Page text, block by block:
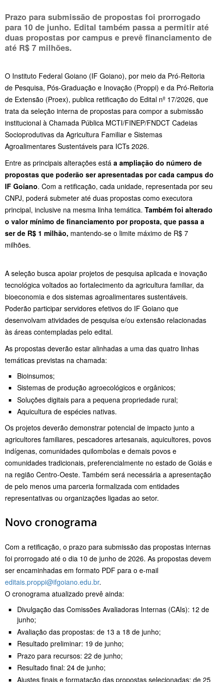
Prazo para submissão de propostas foi prorrogado
para 10 de junho. Edital também passa a permitir até
duas propostas por campus e prevê financiamento de
até R$ 7 milhões.
O Instituto Federal Goiano (IF Goiano), por meio da Pró-Reitoria
de Pesquisa, Pós-Graduação e Inovação (Proppi) e da Pró-Reitoria
de Extensão (Proex), publica retificação do Edital nº 17/2026, que
trata da seleção interna de propostas para compor a submissão
institucional à Chamada Pública MCTI/FINEP/FNDCT Cadeias
Socioprodutivas da Agricultura Familiar e Sistemas
Agroalimentares Sustentáveis para ICTs 2026.
Entre as principais alterações está a ampliação do número de
propostas que poderão ser apresentadas por cada campus do
IF Goiano. Com a retificação, cada unidade, representada por seu
CNPJ, poderá submeter até duas propostas como executora
principal, inclusive na mesma linha temática. Também foi alterado
o valor mínimo de financiamento por proposta, que passa a
ser de R$ 1 milhão, mantendo-se o limite máximo de R$ 7
milhões.
A seleção busca apoiar projetos de pesquisa aplicada e inovação
tecnológica voltados ao fortalecimento da agricultura familiar, da
bioeconomia e dos sistemas agroalimentares sustentáveis.
Poderão participar servidores efetivos do IF Goiano que
desenvolvam atividades de pesquisa e/ou extensão relacionadas
às áreas contempladas pelo edital.
As propostas deverão estar alinhadas a uma das quatro linhas
temáticas previstas na chamada:
Bioinsumos;
Sistemas de produção agroecológicos e orgânicos;
Soluções digitais para a pequena propriedade rural;
Aquicultura de espécies nativas.
Os projetos deverão demonstrar potencial de impacto junto a
agricultores familiares, pescadores artesanais, aquicultores, povos
indígenas, comunidades quilombolas e demais povos e
comunidades tradicionais, preferencialmente no estado de Goiás e
na região Centro-Oeste. Também será necessária a apresentação
de pelo menos uma parceria formalizada com entidades
representativas ou organizações ligadas ao setor.
Novo cronograma
Com a retificação, o prazo para submissão das propostas internas
foi prorrogado até o dia 10 de junho de 2026. As propostas devem
ser encaminhadas em formato PDF para o e-mail
editais.proppi@ifgoiano.edu.br.
O cronograma atualizado prevê ainda:
Divulgação das Comissões Avaliadoras Internas (CAIs): 12 de
junho;
Avaliação das propostas: de 13 a 18 de junho;
Resultado preliminar: 19 de junho;
Prazo para recursos: 22 de junho;
Resultado final: 24 de junho;
Ajustes finais e formatação das propostas selecionadas: de 25